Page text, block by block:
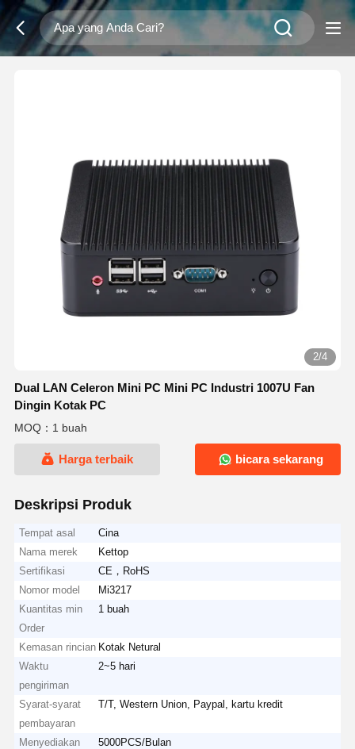
2/4
Dual LAN Celeron Mini PC Mini PC Industri 1007U Fan
Dingin Kotak PC
MOQ：1 buah
Harga terbaik bicara sekarang
Deskripsi Produk
Tempat asal
Cina
Nama merek
Kettop
Sertifikasi
CE，RoHS
Nomor model
Mi3217
Kuantitas min
Order
1 buah
Kemasan rincian Kotak Netural
Waktu
pengiriman
2~5 hari
Syarat-syarat
pembayaran
T/T, Western Union, Paypal, kartu kredit
Menyediakan
5000PCS/Bulan